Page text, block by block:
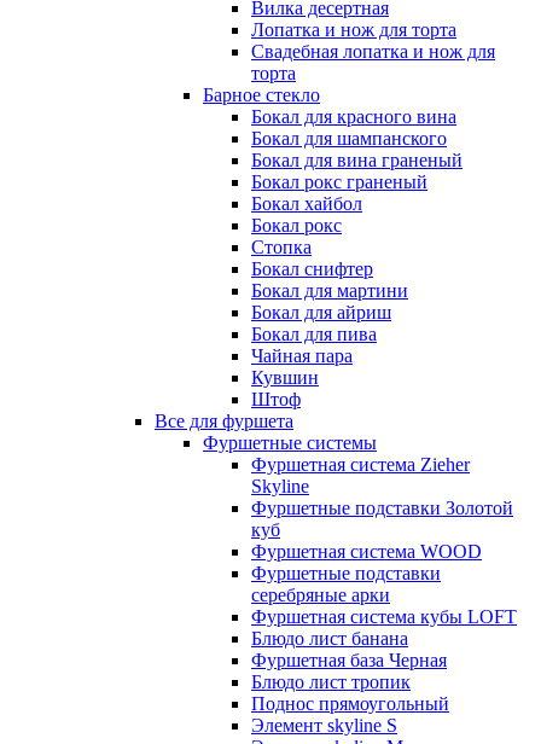
Вилка десертная
Лопатка и нож для торта
Свадебная лопатка и нож для
торта
Барное стекло
Бокал для красного вина
Бокал для шампанского
Бокал для вина граненый
Бокал рокс граненый
Бокал хайбол
Бокал рокс
Стопка
Бокал снифтер
Бокал для мартини
Бокал для айриш
Бокал для пива
Чайная пара
Кувшин
Штоф
Все для фуршета
Фуршетные системы
Фуршетная система Zieher
Skyline
Фуршетные подставки Золотой
куб
Фуршетная система WOOD
Фуршетные подставки
серебряные арки
Фуршетная система кубы LOFT
Блюдо лист банана
Фуршетная база Черная
Блюдо лист тропик
Поднос прямоугольный
Элемент skyline S